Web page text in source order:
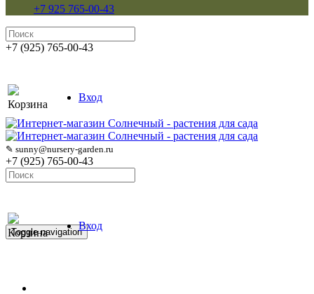
+7 925 765-00-43
+7 (925) 765-00-43
Корзина
Вход
✎ sunny@nursery-garden.ru
+7 (925) 765-00-43
Корзина
Вход
Toggle navigation